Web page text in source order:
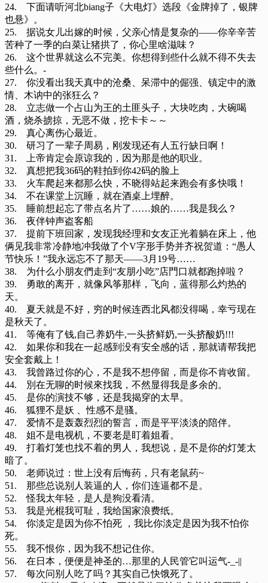
24. 下面请听河北biang子《大电灯》选段《金牌掉了，银牌
也悬》。
25. 据说女儿出嫁的时候，父亲心情是复杂的——你辛辛苦
苦种了一季的白菜让猪拱了，你心里啥滋味？
26. 这个世界就这么不完美。你想得到些什么就不得不失去
些什么。-
27. 你没看出我天真中的沧桑、呆滞中的倔强、镇定中的激
情、木讷中的张狂么？
28. 立志做一个占山为王的土匪头子，大块吃肉，大碗喝
酒，烧杀掳掠，无恶不做，挖卡卡～～
29. 真心离伤心最近。
30. 研习了一辈子周易，刚发现还有人五行缺日啊！
31. 上帝肯定会原谅我的，因为那是他的职业。
32. 真想把我36码的鞋拍到你42码的脸上
33. 火车爬起来都那么快，不晓得站起来跑会有多快哦！
34. 不在课堂上沉睡，就在酒桌上埋醉。
35. 睡前想起忘了带点名片了……娘的……我是我么？
36. 夜伴钟声盗客船
37. 提前下班回家，发现我经理和女友正光着躺在床上，他
俩见我非常冷静地冲我做了个V字形手势并齐祝贺道：“愚人
节快乐！”我永远忘不了那天——3月19号……
38. 为什么小朋友們走到“友朋小吃”店門口就都跑掉啦？
39. 勇敢的离开，就像风筝那样，飞向，蓝得那么灼热的
天。
40. 夏天就是不好，穷的时候连西北风都没得喝，幸亏现在
是秋天了。
41. 等俺有了钱,自己养奶牛,一头挤鲜奶,一头挤酸奶!!!
42. 如果你和我在一起感到没有安全感的话，那就请帮我把
安全套戴上！
43. 我曾路过你的心，不是我不想停留，而是你不肯收留。
44. 別在无聊的时候來找我，不然显得我是多余的。
45. 是你的演技不够，还是我揭穿的太早。
46. 狐狸不是妖 、性感不是骚。
47. 爱情不是轰轰烈烈的誓言，而是平平淡淡的陪伴。
48. 姐不是电视机，不要老是盯着姐看。
49. 打着灯笼也找不着的男人，我想说，是不是你的灯笼太
暗了。
50. 老师说过：世上没有后悔药，只有老鼠药~
51. 那些总说别人装逼的人，你们连逼都不是。
52. 怪我太年轻，是人是狗没看清。
53. 我是光棍我可耻，我给国家浪费纸。
54. 你淡定是因为你不怕死 ，我比你淡定是因为我不怕你
死。
55. 我不恨你，因为我不想记住你。
56. 在日本，便便是神圣的…那里的人民管它叫运气-_-||
57. 每次问别人吃了吗？其实自己快饿死了。